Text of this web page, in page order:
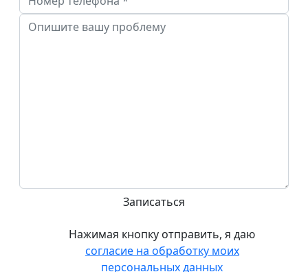
Нажимая кнопку отправить, я даю
согласие на обработку моих
персональных данных